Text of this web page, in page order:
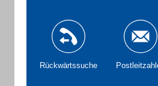
Rückwärtssuche